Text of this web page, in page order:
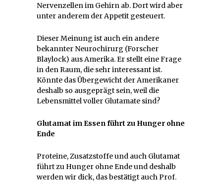
Nervenzellen im Gehirn ab. Dort wird aber
unter anderem der Appetit gesteuert.
Dieser Meinung ist auch ein andere
bekannter Neurochirurg (Forscher
Blaylock) aus Amerika. Er stellt eine Frage
in den Raum, die sehr interessant ist.
Könnte das Übergewicht der Amerikaner
deshalb so ausgeprägt sein, weil die
Lebensmittel voller Glutamate sind?
Glutamat im Essen führt zu Hunger ohne
Ende
Proteine, Zusatzstoffe und auch Glutamat
führt zu Hunger ohne Ende und deshalb
werden wir dick, das bestätigt auch Prof.